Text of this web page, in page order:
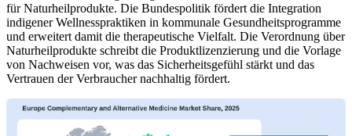
für Naturheilprodukte. Die Bundespolitik fördert die Integration
indigener Wellnesspraktiken in kommunale Gesundheitsprogramme
und erweitert damit die therapeutische Vielfalt. Die Verordnung über
Naturheilprodukte schreibt die Produktlizenzierung und die Vorlage
von Nachweisen vor, was das Sicherheitsgefühl stärkt und das
Vertrauen der Verbraucher nachhaltig fördert.